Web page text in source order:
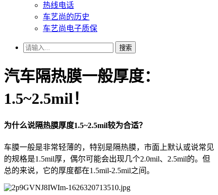
热线电话
车艺尚的历史
车艺尚电子质保
搜索
汽车隔热膜一般厚度：
1.5~2.5mil！
为什么说隔热膜厚度1.5~2.5mil较为合适？
车膜一般是非常轻薄的，特别是隔热膜，市面上默认或说常见
的规格是1.5mil厚，偶尔可能会出现几个2.0mil、2.5mil的。但
总的来说，它的厚度都在1.5mil-2.5mil之间。